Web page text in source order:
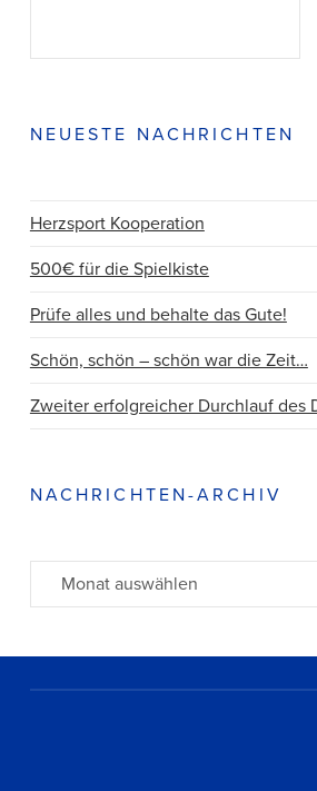
NEUESTE NACHRICHTEN
Herzsport Kooperation
500€ für die Spielkiste
Prüfe alles und behalte das Gute!
Schön, schön – schön war die Zeit…
Zweiter erfolgreicher Durchlauf des
NACHRICHTEN-ARCHIV
Archiv